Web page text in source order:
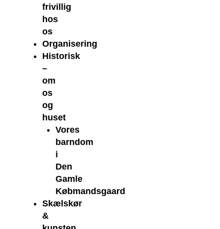
frivillig
hos
os
Organisering
Historisk
–
om
os
og
huset
Vores
barndom
i
Den
Gamle
Købmandsgaard
Skælskør
&